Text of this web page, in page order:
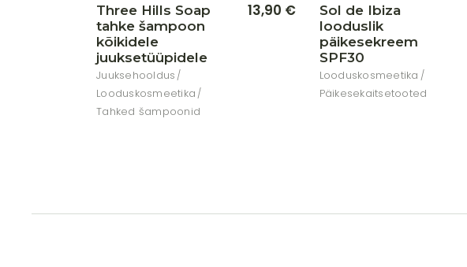
Three Hills Soap
tahke šampoon
kõikidele
juuksetüüpidele
Juuksehooldus
Looduskosmeetika
Tahked šampoonid
13,90 €
Sol de Ibiza
looduslik
päikesekreem
SPF30
Looduskosmeetika
Päikesekaitsetooted